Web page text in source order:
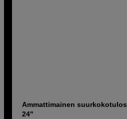
Ammattimainen
24"